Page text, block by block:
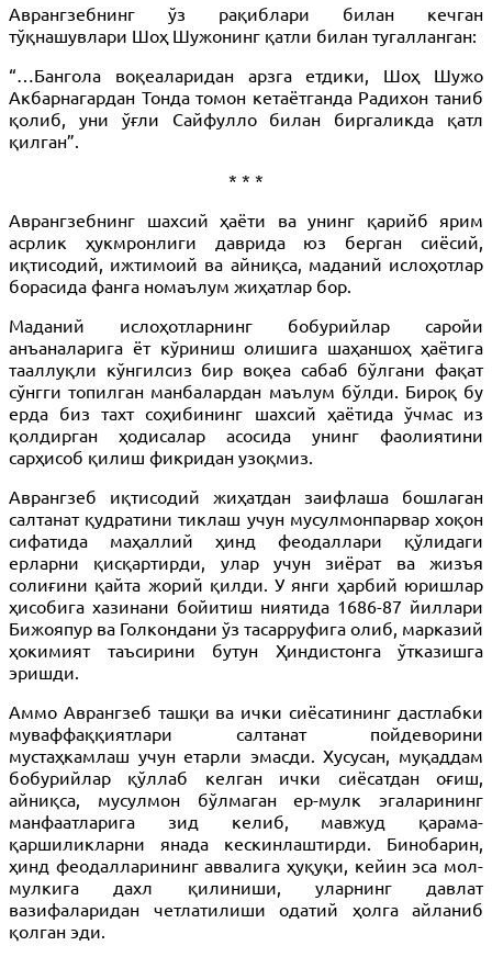
Аврангзебнинг ўз рақиблари билан кечган
тўқнашувлари Шоҳ Шужонинг қатли билан тугалланган:
“…Бангола воқеаларидан арзга етдики, Шоҳ Шужо
Акбарнагардан Тонда томон кетаётганда Радихон таниб
қолиб, уни ўғли Сайфулло билан биргаликда қатл
қилган”.
* * *
Аврангзебнинг шахсий ҳаёти ва унинг қарийб ярим
асрлик ҳукмронлиги даврида юз берган сиёсий,
иқтисодий, ижтимоий ва айниқса, маданий ислоҳотлар
борасида фанга номаълум жиҳатлар бор.
Маданий ислоҳотларнинг бобурийлар саройи
анъаналарига ёт кўриниш олишига шаҳаншоҳ ҳаётига
тааллуқли кўнгилсиз бир воқеа сабаб бўлгани фақат
сўнгги топилган манбалардан маълум бўлди. Бироқ бу
ерда биз тахт соҳибининг шахсий ҳаётида ўчмас из
қолдирган ҳодисалар асосида унинг фаолиятини
сарҳисоб қилиш фикридан узоқмиз.
Аврангзеб иқтисодий жиҳатдан заифлаша бошлаган
салтанат қудратини тиклаш учун мусулмонпарвар хоқон
сифатида маҳаллий ҳинд феодаллари қўлидаги
ерларни қисқартирди, улар учун зиёрат ва жизъя
солиғини қайта жорий қилди. У янги ҳарбий юришлар
ҳисобига хазинани бойитиш ниятида 1686-87 йиллари
Бижояпур ва Голкондани ўз тасарруфига олиб, марказий
ҳокимият таъсирини бутун Ҳиндистонга ўтказишга
эришди.
Аммо Аврангзеб ташқи ва ички сиёсатининг дастлабки
муваффаққиятлари салтанат пойдеворини
мустаҳкамлаш учун етарли эмасди. Хусусан, муқаддам
бобурийлар қўллаб келган ички сиёсатдан оғиш,
айниқса, мусулмон бўлмаган ер-мулк эгаларининг
манфаатларига зид келиб, мавжуд қарама-
қаршиликларни янада кескинлаштирди. Бинобарин,
ҳинд феодалларининг аввалига ҳуқуқи, кейин эса мол-
мулкига дахл қилиниши, уларнинг давлат
вазифаларидан четлатилиши одатий ҳолга айланиб
қолган эди.